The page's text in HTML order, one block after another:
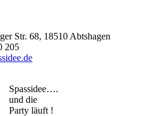
Str. 68, 18510 Abtshagen
205
Spassidee….
und die
Party läuft !